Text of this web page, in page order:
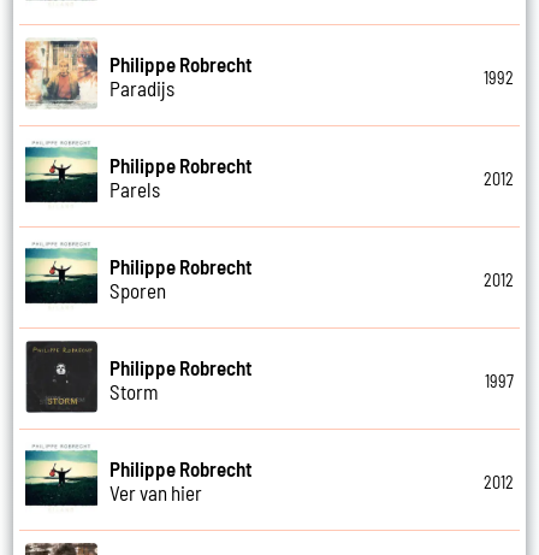
Philippe Robrecht
Paradijs
1992
Philippe Robrecht
Parels
2012
Philippe Robrecht
Sporen
2012
Philippe Robrecht
Storm
1997
Philippe Robrecht
Ver van hier
2012